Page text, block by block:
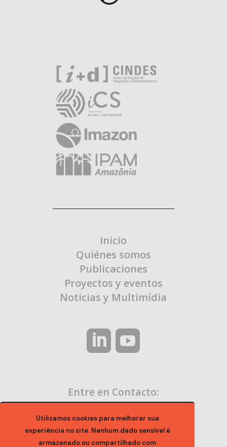
Utilizamos cookies para melhorar sua
experiência no site. Nenhum dado sensível é
armazenado ou compartilhado com
Inicio
Quiénes somos
Publicaciones
Proyectos y eventos
Noticias y Multimídia
Entre en Contacto: